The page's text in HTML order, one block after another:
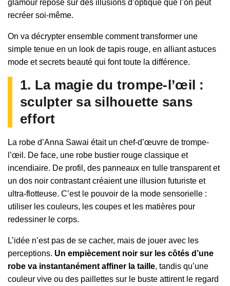
glamour repose sur des illusions d’optique que l’on peut
recréer soi-même.
On va décrypter ensemble comment transformer une
simple tenue en un look de tapis rouge, en alliant astuces
mode et secrets beauté qui font toute la différence.
1. La magie du trompe-l’œil :
sculpter sa silhouette sans
effort
La robe d’Anna Sawai était un chef-d’œuvre de trompe-
l’œil. De face, une robe bustier rouge classique et
incendiaire. De profil, des panneaux en tulle transparent et
un dos noir contrastant créaient une illusion futuriste et
ultra-flotteuse. C’est le pouvoir de la mode sensorielle :
utiliser les couleurs, les coupes et les matières pour
redessiner le corps.
L’idée n’est pas de se cacher, mais de jouer avec les
perceptions. Un empiècement noir sur les côtés d’une
robe va instantanément affiner la taille, tandis qu’une
couleur vive ou des paillettes sur le buste attirent le regard